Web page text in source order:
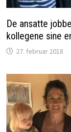
De ansatte
kollegene sine
27. februar 2018